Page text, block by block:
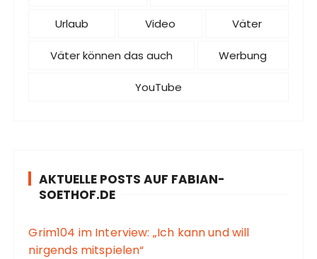
Urlaub Video Väter
Väter können das auch Werbung
YouTube
AKTUELLE POSTS AUF FABIAN-
SOETHOF.DE
Grim104 im Interview: „Ich kann und will
nirgends mitspielen“